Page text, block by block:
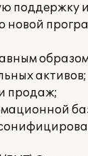
активов;
продаж;